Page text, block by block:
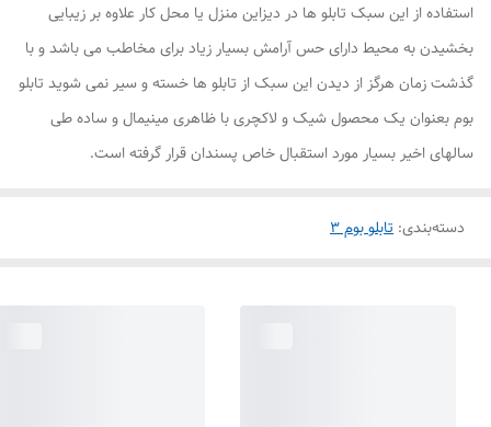
استفاده از این سبک تابلو ها در دیزاین منزل یا محل کار علاوه بر زیبایی
بخشیدن به محیط دارای حس آرامش بسیار زیاد برای مخاطب می باشد و با
گذشت زمان هرگز از دیدن این سبک از تابلو ها خسته و سیر نمی شوید تابلو
بوم بعنوان یک محصول شیک و لاکچری با ظاهری مینیمال و ساده طی
سالهای اخیر بسیار مورد استقبال خاص پسندان قرار گرفته است.
دسته‌بندی: تابلو بوم 3